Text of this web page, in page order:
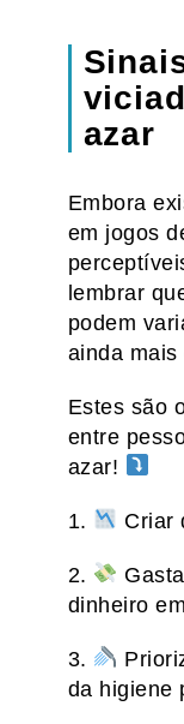
azar
Embora
em jogos
lembrar
podem
ainda mais
Estes são
entre
azar!
1. Criar
2.
dinheiro
3.
da higiene